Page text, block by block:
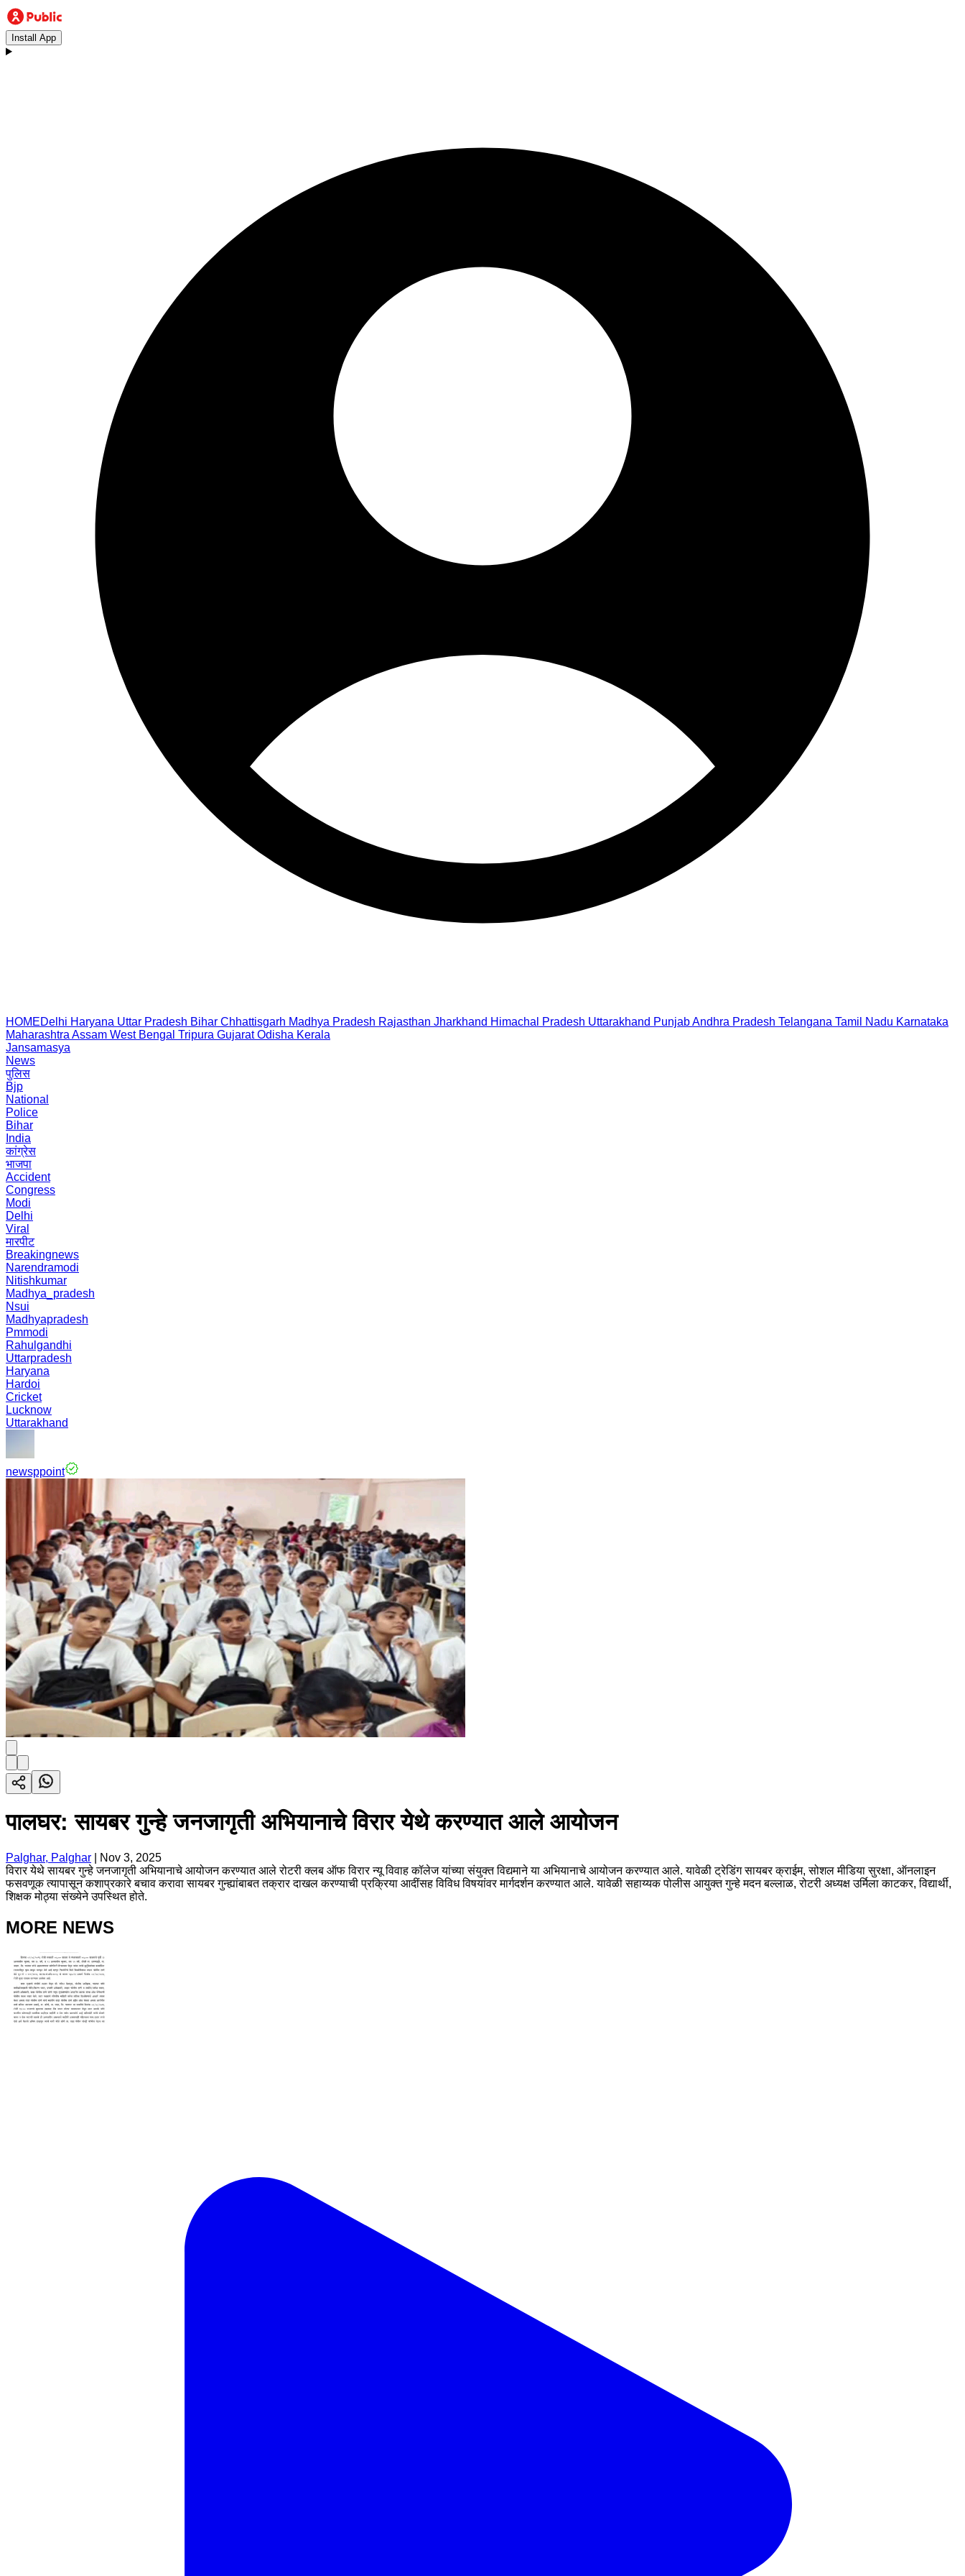
Install App
HOMEDelhi Haryana Uttar Pradesh Bihar Chhattisgarh Madhya Pradesh Rajasthan Jharkhand Himachal Pradesh Uttarakhand PunjabAndhra Pradesh Telangana Tamil Nadu Karnataka
Maharashtra Assam West Bengal Tripura Gujarat Odisha Kerala
Jansamasya
News
पुलिस
Bjp
National
Police
Bihar
India
कांग्रेस
भाजपा
Accident
Congress
Modi
Delhi
Viral
मारपीट
Breakingnews
Narendramodi
Nitishkumar
Madhya_pradesh
Nsui
Madhyapradesh
Pmmodi
Rahulgandhi
Uttarpradesh
Haryana
Hardoi
Cricket
Lucknow
Uttarakhand
newsppoint
पालघर: सायबर गुन्हे जनजागृती अभियानाचे विरार येथे करण्यात आले आयोजन
Palghar, Palghar
Nov 3, 2025
विरार येथे सायबर गुन्हे जनजागृती अभियानाचे आयोजन करण्यात आले रोटरी क्लब ऑफ विरार न्यू विवाह कॉलेज यांच्या संयुक्त विद्यमाने या अभियानाचे आयोजन करण्यात आले. यावेळी ट्रेडिंग सायबर क्राईम, सोशल मीडिया सुरक्षा, ऑनलाइन
फसवणूक त्यापासून कशाप्रकारे बचाव करावा सायबर गुन्ह्यांबाबत तक्रार दाखल करण्याची प्रक्रिया आदींसह विविध विषयांवर मार्गदर्शन करण्यात आले. यावेळी सहाय्यक पोलीस आयुक्त गुन्हे मदन बल्लाळ, रोटरी अध्यक्ष उर्मिला काटकर, विद्यार्थी,
शिक्षक मोठ्या संख्येने उपस्थित होते.
MORE NEWS